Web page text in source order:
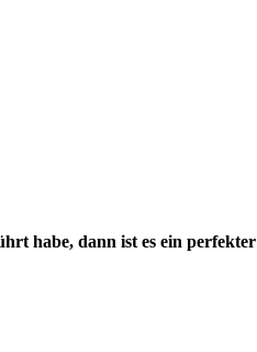
habe, dann ist es ein